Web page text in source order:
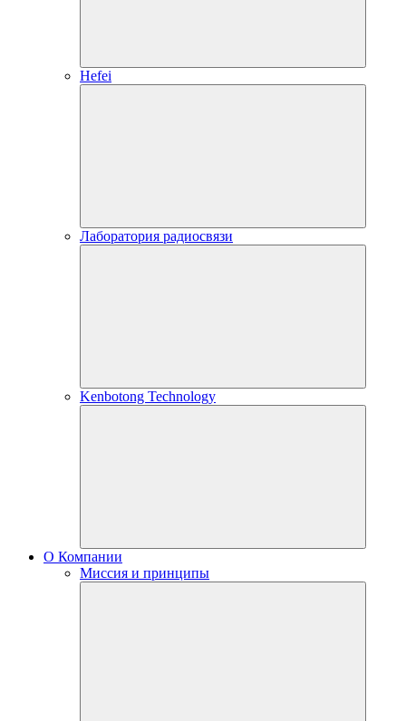
Hefei
Лаборатория радиосвязи
Kenbotong Technology
О Компании
Миссия и принципы